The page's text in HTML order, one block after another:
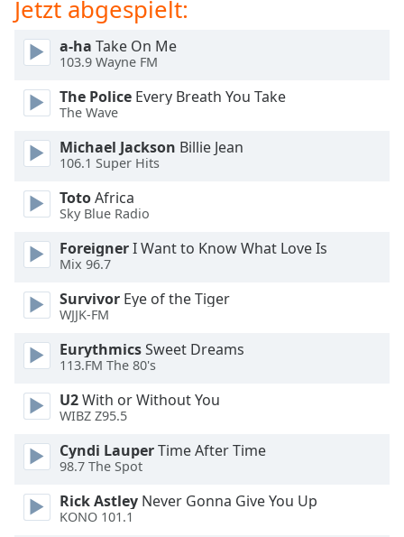
Fullscreen
This
modal
window.
Beginning
dialog
window.
Escape
close
window.
Color
Opacity
Jetzt abgespielt:
a-ha Take On Me
103.9 Wayne FM
The Police Every Breath You Take
The Wave
Michael Jackson Billie Jean
106.1 Super Hits
TotoAfrica
Sky Blue Radio
ForeignerI Want to Know What Love Is
Mix 96.7
Survivor Eye of the Tiger
WJJK-FM
EurythmicsSweet Dreams
113.FM The 80's
U2With or Without You
WIBZ Z95.5
Cyndi LauperTime After Time
98.7 The Spot
Rick Astley Never Gonna Give You Up
KONO 101.1